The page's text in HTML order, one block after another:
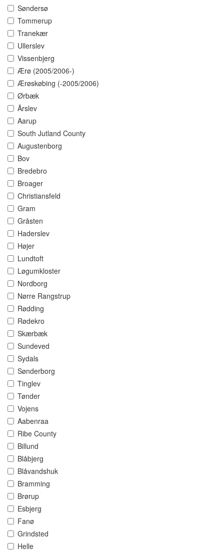
Søndersø
Tommerup
Tranekær
Ullerslev
Vissenbjerg
Ærø (2005/2006-)
Ærøskøbing (-2005/2006)
Ørbæk
Årslev
Aarup
South Jutland County
Augustenborg
Bov
Bredebro
Broager
Christiansfeld
Gram
Gråsten
Haderslev
Højer
Lundtoft
Løgumkloster
Nordborg
Nørre Rangstrup
Rødding
Rødekro
Skærbæk
Sundeved
Sydals
Sønderborg
Tinglev
Tønder
Vojens
Aabenraa
Ribe County
Billund
Blåbjerg
Blåvandshuk
Bramming
Brørup
Esbjerg
Fanø
Grindsted
Helle